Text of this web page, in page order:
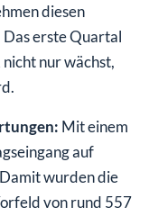
diesen
erste Quartal
nur wächst,
Mit einem
auf
wurden die
von rund 557